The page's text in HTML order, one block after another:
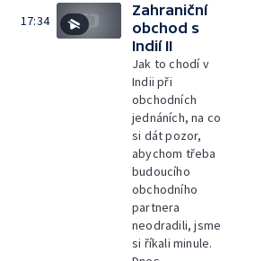
17:34
Zahraniční
obchod s
Indií II
Jak to chodí v
Indii při
obchodních
jednáních, na co
si dát pozor,
abychom třeba
budoucího
obchodního
partnera
neodradili, jsme
si říkali minule.